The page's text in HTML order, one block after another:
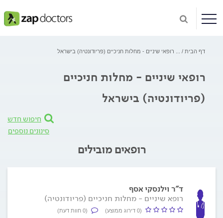
דף הבית רופאי שיניים - מחלות חניכיים (פריודונטיה) בישראל
רופאי שיניים - מחלות חניכיים
(פריודונטיה) בישראל
חיפוש חדש
סינונים נוספים
רופאים מובילים
ד"ר וילנסקי אסף
רופא שיניים - מחלות חניכיים (פריודונטיה)
(0 דירוג ממוצע) (0 חוות דעת)